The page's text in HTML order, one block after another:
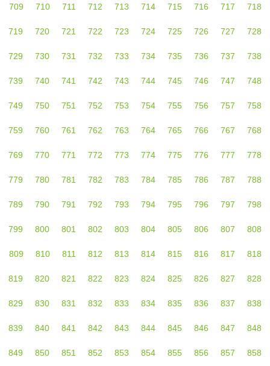
709 710 711 712 713 714 715 716 717 718
719 720 721 722 723 724 725 726 727 728
729 730 731 732 733 734 735 736 737 738
739 740 741 742 743 744 745 746 747 748
749 750 751 752 753 754 755 756 757 758
759 760 761 762 763 764 765 766 767 768
769 770 771 772 773 774 775 776 777 778
779 780 781 782 783 784 785 786 787 788
789 790 791 792 793 794 795 796 797 798
799 800 801 802 803 804 805 806 807 808
809 810 811 812 813 814 815 816 817 818
819 820 821 822 823 824 825 826 827 828
829 830 831 832 833 834 835 836 837 838
839 840 841 842 843 844 845 846 847 848
849 850 851 852 853 854 855 856 857 858